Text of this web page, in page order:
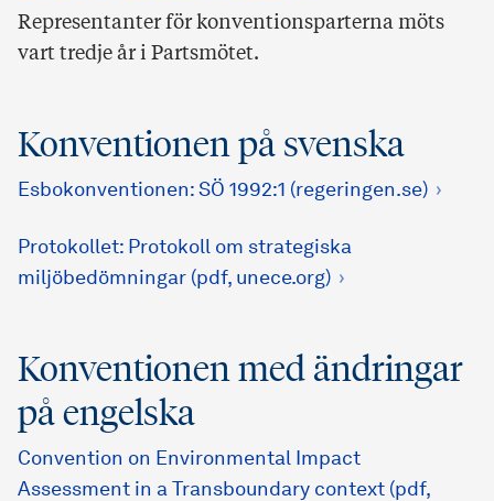
Representanter för konventionsparterna möts
vart tredje år i Partsmötet.
Konventionen på svenska
Esbokonventionen: SÖ 1992:1 (regeringen.se)
Protokollet: Protokoll om strategiska
miljöbedömningar (pdf, unece.org)
Konventionen med ändringar
på engelska
Convention on Environmental Impact
Assessment in a Transboundary context (pdf,